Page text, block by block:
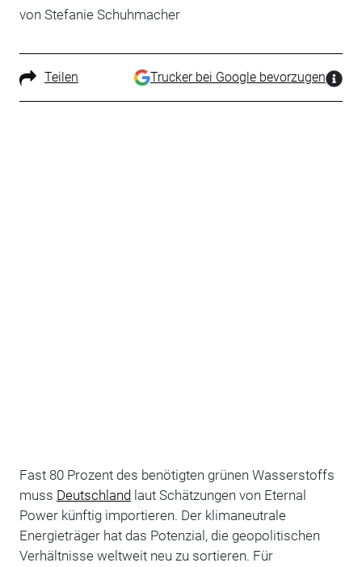
von Stefanie Schuhmacher
Teilen Trucker bei Google bevorzugen
Fast 80 Prozent des benötigten grünen Wasserstoffs
muss Deutschland laut Schätzungen von Eternal
Power künftig importieren. Der klimaneutrale
Energieträger hat das Potenzial, die geopolitischen
Verhältnisse weltweit neu zu sortieren. Für